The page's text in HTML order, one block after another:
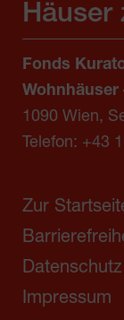
Häuser
Fonds
Wohnhäuser
1090 Wien,
Telefon: +43
Zur
Datenschutz
Impressum